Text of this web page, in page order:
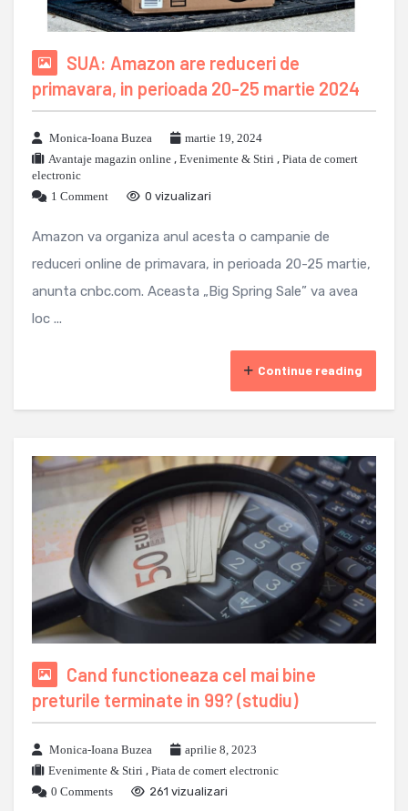
SUA: Amazon are reduceri de
primavara, in perioada 20-25 martie 2024
Monica-Ioana Buzea
martie 19, 2024
Avantaje magazin online , Evenimente & Stiri , Piata de comert
electronic
1 Comment
0 vizualizari
Amazon va organiza anul acesta o campanie de
reduceri online de primavara, in perioada 20-25 martie,
anunta cnbc.com. Aceasta „Big Spring Sale” va avea
loc ...
Continue reading
Cand functioneaza cel mai bine
preturile terminate in 99? (studiu)
Monica-Ioana Buzea
aprilie 8, 2023
Evenimente & Stiri , Piata de comert electronic
0 Comments
261 vizualizari